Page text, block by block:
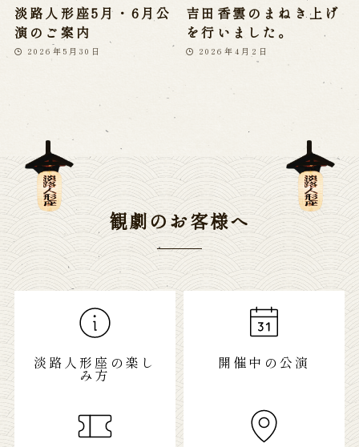
淡路人形座5月・6月公
演のご案内
2026年5月30日
吉田香雲のまねき上げ
を行いました。
2026年4月2日
観劇のお客様へ
淡路人形座の楽し
み方
開催中の公演